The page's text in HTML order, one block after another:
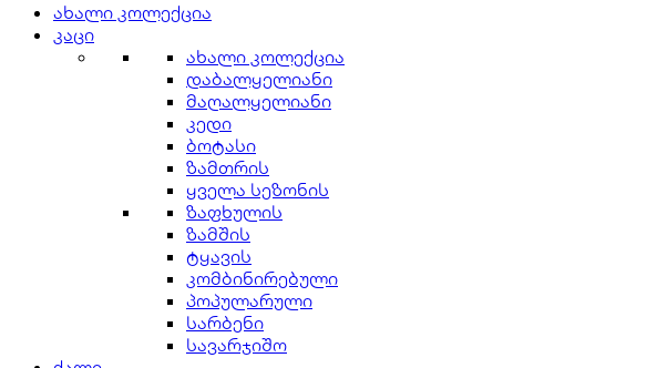
ახალი კოლექცია
კაცი
ახალი კოლექცია
დაბალყელიანი
მაღალყელიანი
კედი
ბოტასი
ზამთრის
ყველა სეზონის
ზაფხულის
ზამშის
ტყავის
კომბინირებული
პოპულარული
სარბენი
სავარჯიშო